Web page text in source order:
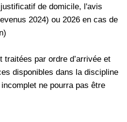
de domicile, l'avis
2024) ou 2026 en cas de
traitées par ordre d’arrivée et
disponibles dans la discipline
ne pourra pas être